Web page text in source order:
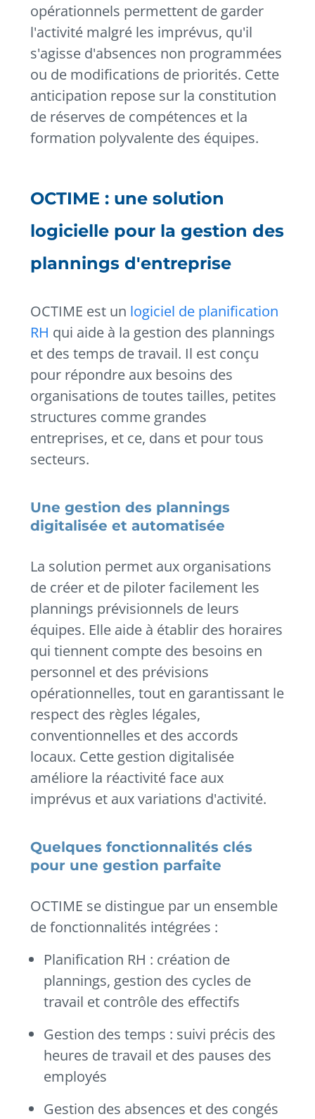
opérationnels permettent de garder
l'activité malgré les imprévus, qu'il
s'agisse d'absences non programmées
ou de modifications de priorités. Cette
anticipation repose sur la constitution
de réserves de compétences et la
formation polyvalente des équipes.
OCTIME : une solution
logicielle pour la gestion des
plannings d'entreprise
OCTIME est un logiciel de planification
RH qui aide à la gestion des plannings
et des temps de travail. Il est conçu
pour répondre aux besoins des
organisations de toutes tailles, petites
structures comme grandes
entreprises, et ce, dans et pour tous
secteurs.
Une gestion des plannings
digitalisée et automatisée
La solution permet aux organisations
de créer et de piloter facilement les
plannings prévisionnels de leurs
équipes. Elle aide à établir des horaires
qui tiennent compte des besoins en
personnel et des prévisions
opérationnelles, tout en garantissant le
respect des règles légales,
conventionnelles et des accords
locaux. Cette gestion digitalisée
améliore la réactivité face aux
imprévus et aux variations d'activité.
Quelques fonctionnalités clés
pour une gestion parfaite
OCTIME se distingue par un ensemble
de fonctionnalités intégrées :
Planification RH : création de
plannings, gestion des cycles de
travail et contrôle des effectifs
Gestion des temps : suivi précis des
heures de travail et des pauses des
employés
Gestion des absences et des congés